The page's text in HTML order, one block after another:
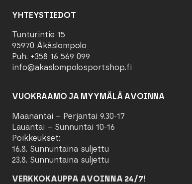
YHTEYSTIEDOT
Tunturintie 15
95970 Äkäslompolo
Puh. +358 16 569 099
info@akaslompolosportshop.fi
VUOKRAAMO JA MYYMÄLÄ AVOINNA
Maanantai – Perjantai 9.30-17
Lauantai – Sunnuntai 10-16
Poikkeukset:
16.8. Sunnuntaina suljettu
23.8. Sunnuntaina suljettu
VERKKOKAUPPA AVOINNA 24/7!